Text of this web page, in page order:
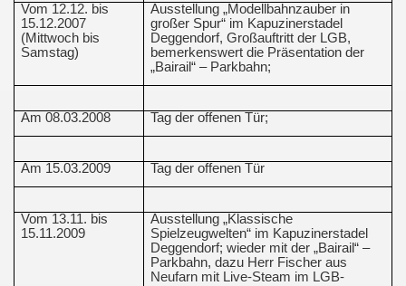
Vom 12.12. bis
15.12.2007
(Mittwoch bis
Samstag)
Ausstellung „Modellbahnzauber in
großer Spur“ im Kapuzinerstadel
Deggendorf, Großauftritt der LGB,
bemerkenswert die Präsentation der
„Bairail“ – Parkbahn;
Am 08.03.2008 Tag der offenen Tür;
Am 15.03.2009 Tag der offenen Tür
Vom 13.11. bis
15.11.2009
Ausstellung „Klassische
Spielzeugwelten“ im Kapuzinerstadel
Deggendorf; wieder mit der „Bairail“ –
Parkbahn, dazu Herr Fischer aus
Neufarn mit Live-Steam im LGB-